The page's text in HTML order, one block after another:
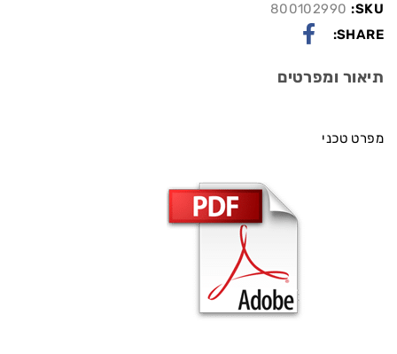
SKU:
800102990
SHARE:
תיאור ומפרטים
מפרט טכני